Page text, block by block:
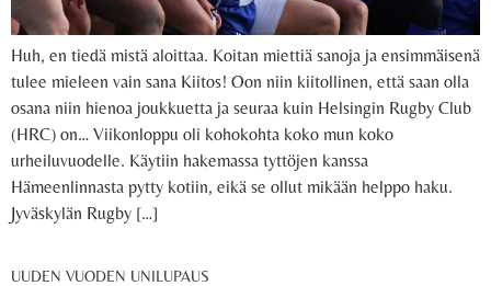
Huh, en tiedä mistä aloittaa. Koitan miettiä sanoja ja ensimmäisenä
tulee mieleen vain sana Kiitos! Oon niin kiitollinen, että saan olla
osana niin hienoa joukkuetta ja seuraa kuin Helsingin Rugby Club
(HRC) on… Viikonloppu oli kohokohta koko mun koko
urheiluvuodelle. Käytiin hakemassa tyttöjen kanssa
Hämeenlinnasta pytty kotiin, eikä se ollut mikään helppo haku.
Jyväskylän Rugby […]
UUDEN VUODEN UNILUPAUS